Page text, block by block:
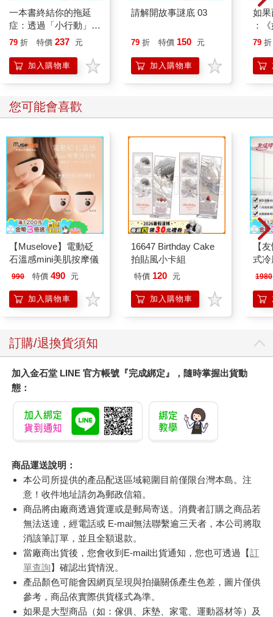
一本書終結你的拖延
症：透過「小行動」打
開大腦的行動開關，懶
的37個科學方法
79 折 特價 237 元
加入購物車
請解開故事謎底 03
79 折 特價 150 元
加入購物車
如
：
喵
79 折
您可能會喜歡
【Muselove】電動砭
石溫感mini美肌按摩儀
990 特價 490 元
加入購物車
16647 Birthday Cake
拍貼風小卡組
特價 120 元
加入購物車
【
式冷
按
1980
訂購/退換貨須知
加入金石堂 LINE 官方帳號『完成綁定』，隨時掌握出貨動
態：
商品運送說明：
本公司所提供的產品配送區域範圍目前僅限台灣本島。注
意！收件地址請勿為郵政信箱。
商品將由廠商透過貨運或是郵局寄送。消費者訂購之商品若
無法送達，經電話或 E-mail無法聯繫逾三天者，本公司將取
消該筆訂單，並且全額退款。
當廠商出貨後，您會收到E-mail出貨通知，您也可透過【訂
單查詢】確認出貨情況。
產品顏色可能會因網頁呈現與拍攝關係產生色差，圖片僅供
參考，商品依實際供貨樣式為準。
如果是大型商品（如：傢俱、床墊、家電、運動器材等）及